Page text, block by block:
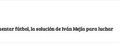
fútbol, la solución de Iván Mejía para luchar